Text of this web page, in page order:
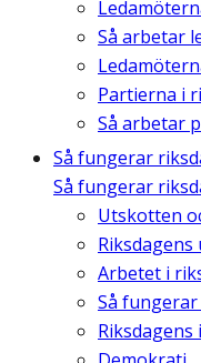
Så arbetar
Partierna i
Så arbetar
Så fungerar
Så fungerar
Utskotten
Arbetet i
Så fungerar